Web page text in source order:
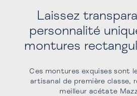
Laissez
personnalité
montures
Ces montures exquises sont
artisanal de première classe,
meilleur acétate